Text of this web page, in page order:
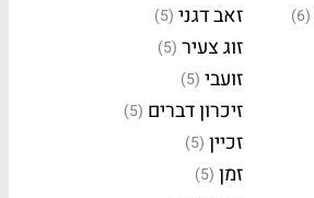
(6) זאב דגני (5)
זוג צעיר (5)
זועבי (5)
זיכרון דברים (5)
זכיין (5)
זמן (5)